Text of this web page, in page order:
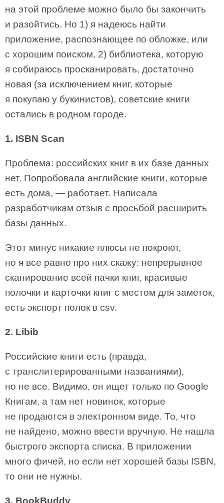
на этой проблеме можно было бы закончить
и разойтись. Но 1) я надеюсь найти
приложение, распознающее по обложке, или
с хорошим поиском, 2) библиотека, которую
я собираюсь просканировать, достаточно
новая (за исключением книг, которые
я покупаю у букинистов), советские книги
остались в родном городе.
1. ISBN Scan
Проблема: российских книг в их базе данных
нет. Попробовала английские книги, которые
есть дома, — работает. Написала
разработчикам отзыв с просьбой расширить
базы данных.
Этот минус никакие плюсы не покроют,
но я все равно про них скажу: непрерывное
сканирование всей пачки книг, красивые
полочки и карточки книг с местом для заметок,
есть экспорт полок в csv.
2. Libib
Российские книги есть (правда,
с транслитерированными названиями),
но не все. Видимо, он ищет только по Google
Книгам, а там нет новинок, которые
не продаются в электронном виде. То, что
не найдено, можно ввести вручную. Не нашла
быстрого экспорта списка. В приложении
много фичей, но если нет хорошей базы ISBN,
то они не нужны.
3. BookBuddy